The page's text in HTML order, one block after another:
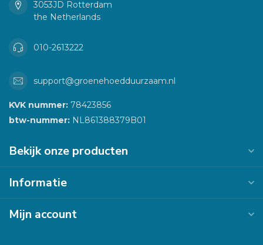
3053JD Rotterdam
the Netherlands
010-2613222
support@groenehoedduurzaam.nl
KVK nummer: 78423856
btw-nummer: NL861388379B01
Bekijk onze producten
Informatie
Mijn account